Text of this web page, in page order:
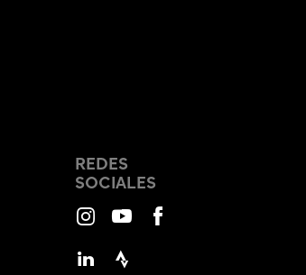
REDES
SOCIALES